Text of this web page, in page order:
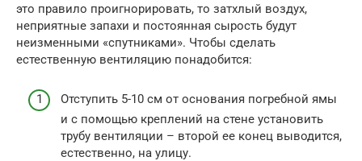
это правило проигнорировать, то затхлый воздух,
неприятные запахи и постоянная сырость будут
неизменными «спутниками». Чтобы сделать
естественную вентиляцию понадобится:
Отступить 5-10 см от основания погребной ямы
и с помощью креплений на стене установить
трубу вентиляции – второй ее конец выводится,
естественно, на улицу.